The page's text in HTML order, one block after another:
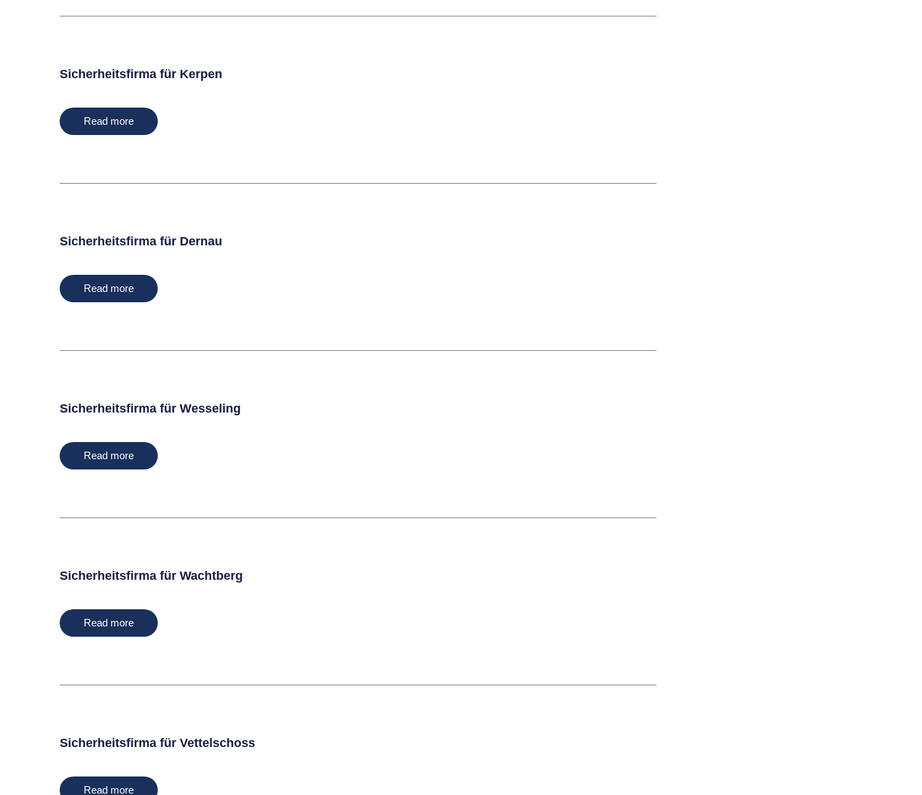
Sicherheitsfirma für Kerpen
Read more
Sicherheitsfirma für Dernau
Read more
Sicherheitsfirma für Wesseling
Read more
Sicherheitsfirma für Wachtberg
Read more
Sicherheitsfirma für Vettelschoss
Read more